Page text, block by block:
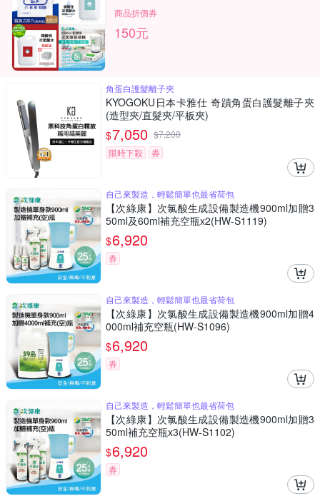
商品折價券
150元
角蛋白護髮離子夾
KYOGOKU日本卡雅仕 奇蹟角蛋白護髮離子夾
(造型夾/直髮夾/平板夾)
$7,050 $7,200
限時下殺
券
自己來製造，輕鬆簡單也最省荷包
【次綠康】次氯酸生成設備製造機900ml加贈3
50ml及60ml補充空瓶x2(HW-S1119)
$6,920
券
自己來製造，輕鬆簡單也最省荷包
【次綠康】次氯酸生成設備製造機900ml加贈4
000ml補充空瓶(HW-S1096)
$6,920
券
自己來製造，輕鬆簡單也最省荷包
【次綠康】次氯酸生成設備製造機900ml加贈3
50ml補充空瓶x3(HW-S1102)
$6,920
券